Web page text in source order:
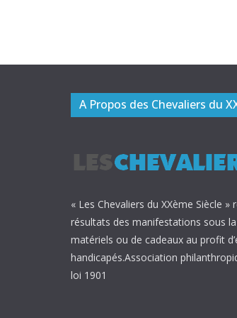
A Propos des Chevaliers du
« Les Chevaliers du XXème Siècle
résultats des manifestations sous
matériels ou de cadeaux au profit
handicapés.Association
loi 1901